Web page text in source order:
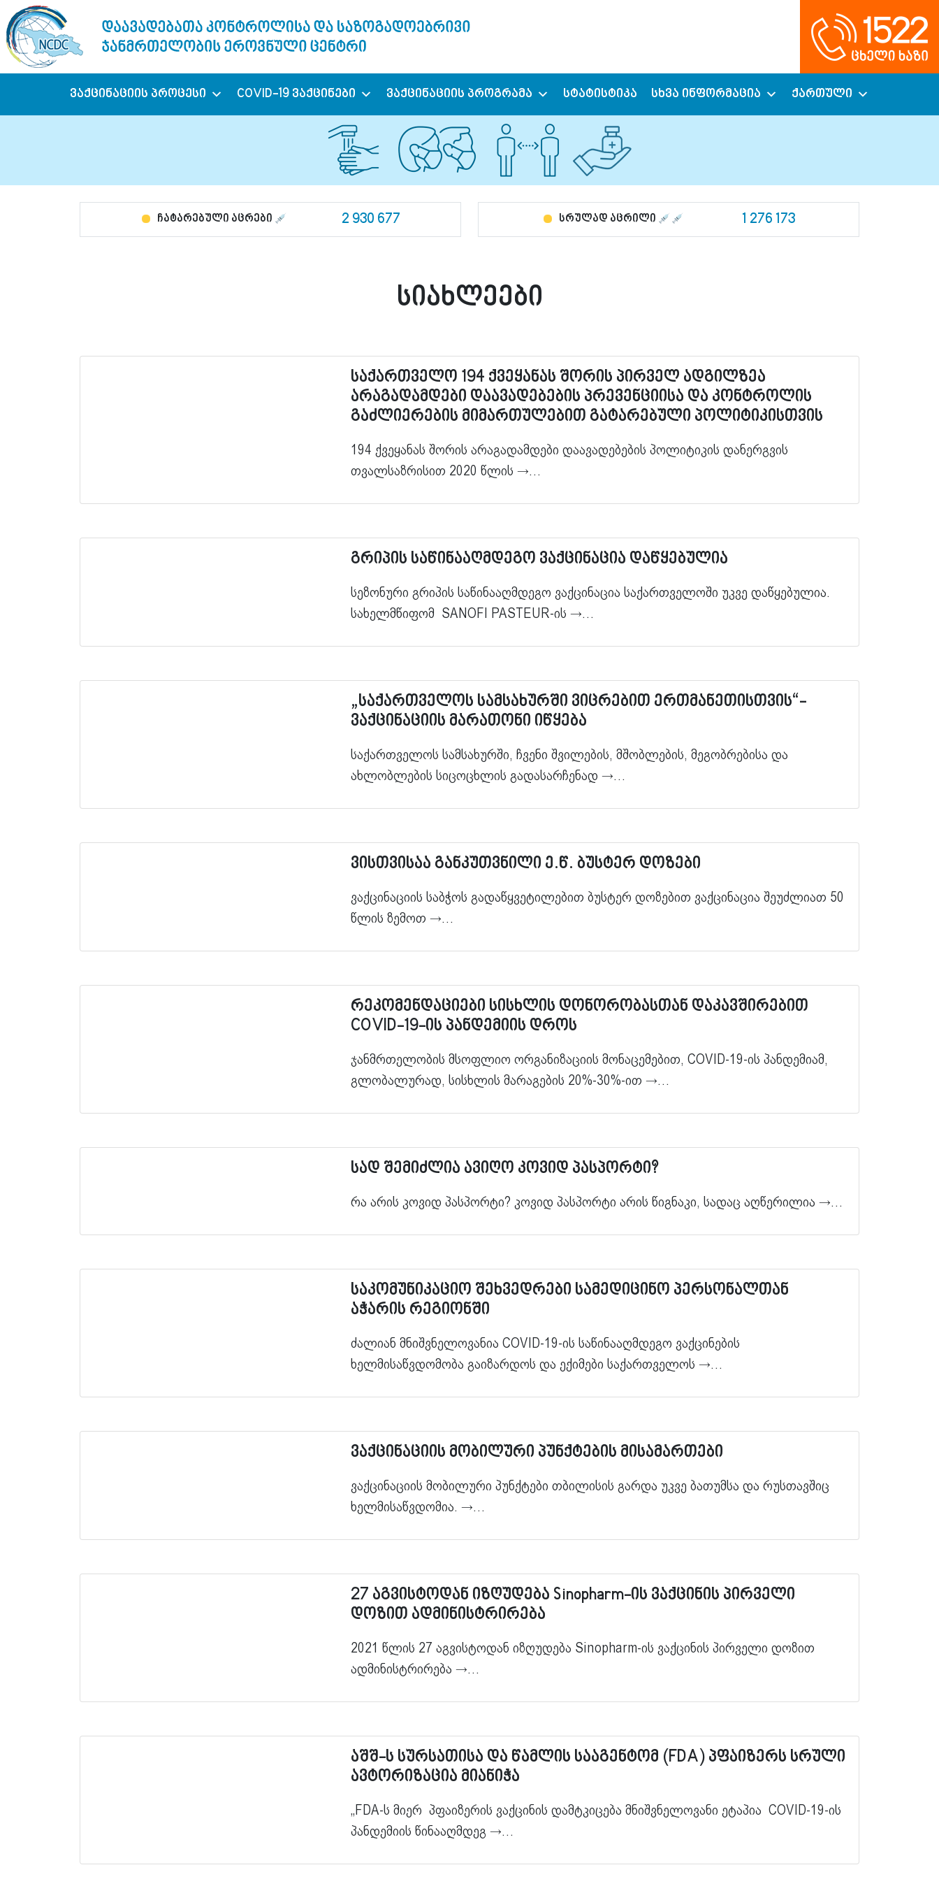
ვაქცინაციის პროცესი COVID-19 ვაქცინები ვაქცინაციის პროგრამა სტატისტიკა სხვა ინფორმაცია ქართული
ჩატარებული აცრები 2 930 677 სრულად აცრილი 1 276 173
სიახლეები
საქართველო 194 ქვეყანას შორის პირველ ადგილზეა
არაგადამდები დაავადებების პრევენციისა და კონტროლის
გაძლიერების მიმართულებით გატარებული პოლიტიკისთვის
194 ქვეყანას შორის არაგადამდები დაავადებების პოლიტიკის დანერგვის
თვალსაზრისით 2020 წლის →…
გრიპის საწინააღმდეგო ვაქცინაცია დაწყებულია
სეზონური გრიპის საწინააღმდეგო ვაქცინაცია საქართველოში უკვე დაწყებულია.
სახელმწიფომ SANOFI PASTEUR-ის →…
„საქართველოს სამსახურში ვიცრებით ერთმანეთისთვის“-
ვაქცინაციის მარათონი იწყება
საქართველოს სამსახურში, ჩვენი შვილების, მშობლების, მეგობრებისა და
ახლობლების სიცოცხლის გადასარჩენად →…
ვისთვისაა განკუთვნილი ე.წ. ბუსტერ დოზები
ვაქცინაციის საბჭოს გადაწყვეტილებით ბუსტერ დოზებით ვაქცინაცია შეუძლიათ 50
წლის ზემოთ →…
რეკომენდაციები სისხლის დონორობასთან დაკავშირებით
COVID-19-ის პანდემიის დროს
ჯანმრთელობის მსოფლიო ორგანიზაციის მონაცემებით, COVID-19-ის პანდემიამ,
გლობალურად, სისხლის მარაგების 20%-30%-ით →…
სად შემიძლია ავიღო კოვიდ პასპორტი?
რა არის კოვიდ პასპორტი? კოვიდ პასპორტი არის წიგნაკი, სადაც აღწერილია →…
საკომუნიკაციო შეხვედრები სამედიცინო პერსონალთან
აჭარის რეგიონში
ძალიან მნიშვნელოვანია COVID-19-ის საწინააღმდეგო ვაქცინების
ხელმისაწვდომობა გაიზარდოს და ექიმები საქართველოს →…
ვაქცინაციის მობილური პუნქტების მისამართები
ვაქცინაციის მობილური პუნქტები თბილისის გარდა უკვე ბათუმსა და რუსთავშიც
ხელმისაწვდომია. →…
27 აგვისტოდან იზღუდება Sinopharm-ის ვაქცინის პირველი
დოზით ადმინისტრირება
2021 წლის 27 აგვისტოდან იზღუდება Sinopharm-ის ვაქცინის პირველი დოზით
ადმინისტრირება →…
აშშ-ს სურსათისა და წამლის სააგენტომ (FDA) პფაიზერს სრული
ავტორიზაცია მიანიჭა
„FDA-ს მიერ პფაიზერის ვაქცინის დამტკიცება მნიშვნელოვანი ეტაპია COVID-19-ის
პანდემიის წინააღმდეგ →…